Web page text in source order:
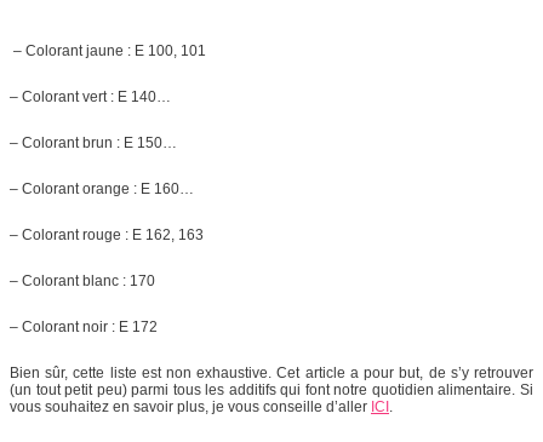
– Colorant jaune : E 100, 101
– Colorant vert : E 140…
– Colorant brun : E 150…
– Colorant orange : E 160…
– Colorant rouge : E 162, 163
– Colorant blanc : 170
– Colorant noir : E 172
Bien sûr, cette liste est non exhaustive. Cet article a pour but, de s’y retrouver
(un tout petit peu) parmi tous les additifs qui font notre quotidien alimentaire. Si
vous souhaitez en savoir plus, je vous conseille d’aller ICI .